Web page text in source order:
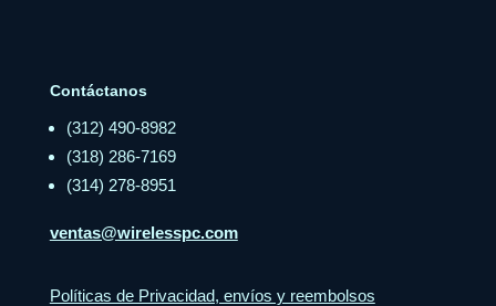
Contáctanos
(312) 490-8982
(318) 286-7169
(314) 278-8951
ventas@wirelesspc.com
Políticas de Privacidad, envíos y reembolsos